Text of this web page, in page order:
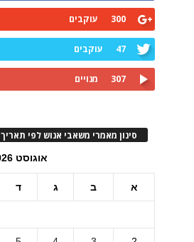
300 עוקבים
47 עוקבים
307 מנויים
סינון מאמרי משאבי אנוש לפי תאריך
אוגוסט 2026
א ב ג ד